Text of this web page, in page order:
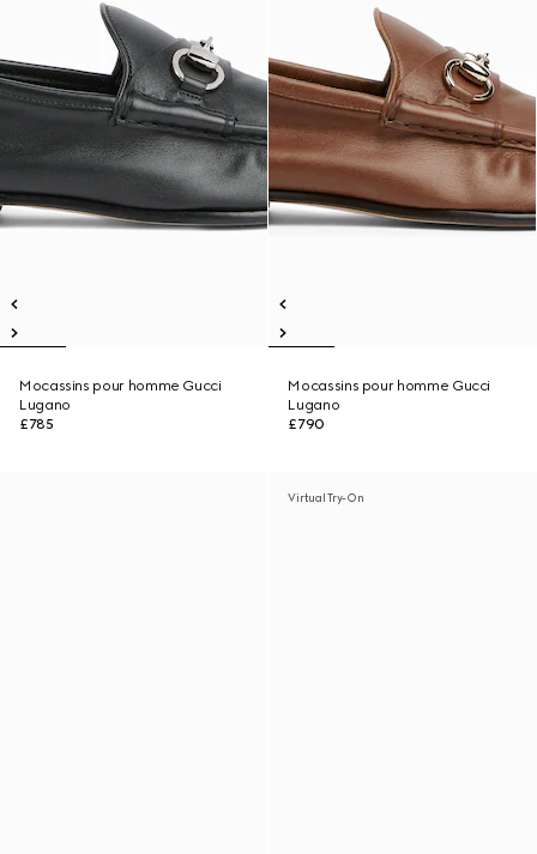
Mocassins pour homme Gucci
Lugano
£785
Mocassins pour homme Gucci
Lugano
£790
Virtual Try-On